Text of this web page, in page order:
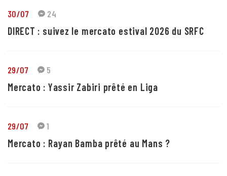
30/07 24
DIRECT : suivez le mercato estival 2026 du SRFC
29/07 5
Mercato : Yassir Zabiri prêté en Liga
29/07 1
Mercato : Rayan Bamba prêté au Mans ?